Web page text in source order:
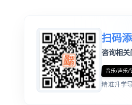
扫码
咨询相关
音乐/声乐/
精准升学